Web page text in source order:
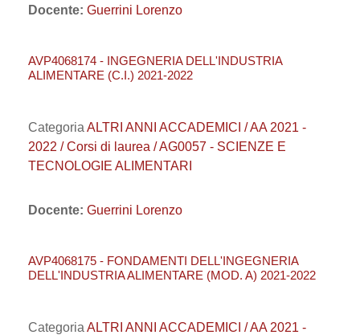
Docente: Guerrini Lorenzo
AVP4068174 - INGEGNERIA DELL'INDUSTRIA
ALIMENTARE (C.I.) 2021-2022
Categoria ALTRI ANNI ACCADEMICI / AA 2021 -
2022 / Corsi di laurea / AG0057 - SCIENZE E
TECNOLOGIE ALIMENTARI
Docente: Guerrini Lorenzo
AVP4068175 - FONDAMENTI DELL'INGEGNERIA
DELL'INDUSTRIA ALIMENTARE (MOD. A) 2021-2022
Categoria ALTRI ANNI ACCADEMICI / AA 2021 -